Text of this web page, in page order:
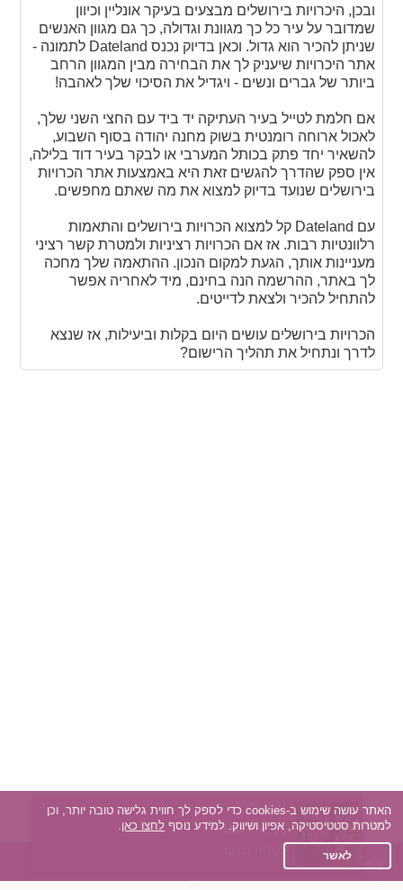
ובכן, היכרויות בירושלים מבצעים בעיקר אונליין וכיוון
שמדובר על עיר כל כך מגוונת וגדולה, כך גם מגוון האנשים
שניתן להכיר הוא גדול. וכאן בדיוק נכנס Dateland לתמונה -
אתר היכרויות שיעניק לך את הבחירה מבין המגוון הרחב
ביותר של גברים ונשים - ויגדיל את הסיכוי שלך לאהבה!
אם חלמת לטייל בעיר העתיקה יד ביד עם החצי השני שלך,
לאכול ארוחה רומנטית בשוק מחנה יהודה בסוף השבוע,
להשאיר יחד פתק בכותל המערבי או לבקר בעיר דוד בלילה,
אין ספק שהדרך להגשים זאת היא באמצעות אתר הכרויות
בירושלים שנועד בדיוק למצוא את מה שאתם מחפשים.
עם Dateland קל למצוא הכרויות בירושלים והתאמות
רלוונטיות רבות. אז אם הכרויות רציניות ולמטרת קשר רציני
מעניינות אותך, הגעת למקום הנכון. ההתאמה שלך מחכה
לך באתר, ההרשמה הנה בחינם, מיד לאחריה אפשר
להתחיל להכיר ולצאת לדייטים.
הכרויות בירושלים עושים היום בקלות וביעילות, אז שנצא
לדרך ונתחיל את תהליך הרישום?
אפליקציית הכרויות
האתר עושה שימוש ב-cookies כדי לספק לך חווית גלישה טובה יותר, וכן
למטרות סטטיסטיקה, אפיון ושיווק. למידע נוסף לחצו כאן.
לאשר
נכנס לאתר
Maksim, 26
Rubin, 42
ליבנת, 40
אוסנת, 60
חנה סמפסון, 61
מאיה מאיה, 45
מוניק, 46
Mor, 30
שרית, 53
Dror, 52